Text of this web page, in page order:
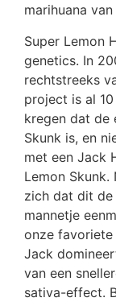
marihuana
Super Lemon
genetics. In
rechtstreeks
project is al
kregen dat de
Skunk is, en
met een Jack
Lemon
zich dat dit de
mannetje
onze favoriete
Jack
van een
sativa-effect.